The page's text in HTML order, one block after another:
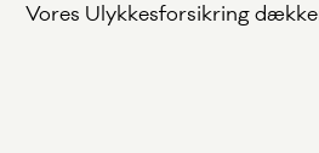
Vores Ulykkesforsikring